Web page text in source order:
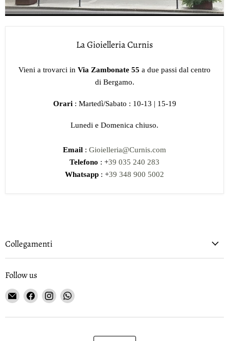
La Gioielleria Curnis
Vieni a trovarci in Via Zambonate 55 a due passi dal centro
di Bergamo.
Orari : Martedì/Sabato : 10-13 | 15-19
Lunedi e Domenica chiuso.
Email : Gioielleria@Curnis.com
Telefono : +39 035 240 283
Whatsapp : +39 348 900 5002
Collegamenti
Follow us
Email
Gioielleria
Curnis
Find
on
Find
on
Find
on